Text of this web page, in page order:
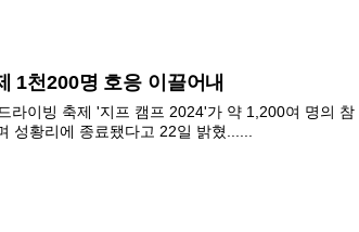
1천200명 호응 이끌어내
라이빙 축제 '지프 캠프 2024'가 약 1,200여 명의 참
성황리에 종료됐다고 22일 밝혔......